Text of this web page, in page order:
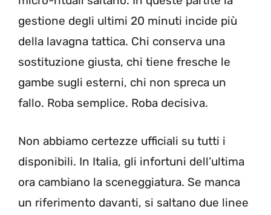
gestione degli ultimi 20 minuti incide più
della lavagna tattica. Chi conserva una
sostituzione giusta, chi tiene fresche le
gambe sugli esterni, chi non spreca un
fallo. Roba semplice. Roba decisiva.
Non abbiamo certezze ufficiali su tutti i
disponibili. In Italia, gli infortuni dell’ultima
ora cambiano la sceneggiatura. Se manca
un riferimento davanti, si saltano due linee